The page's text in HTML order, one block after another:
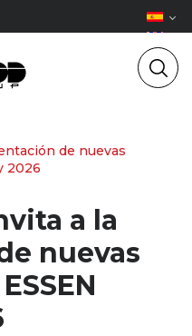
de nuevas
2026
a la
nuevas